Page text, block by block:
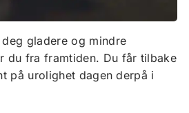
gladere og mindre
du fra framtiden. Du får tilbake
på urolighet dagen derpå i